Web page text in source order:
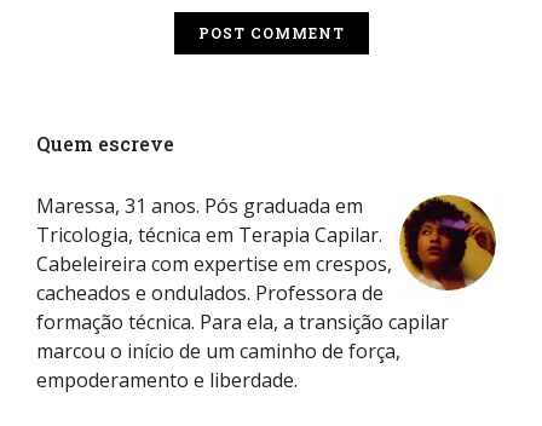
Quem escreve
Maressa, 31 anos. Pós graduada em
Tricologia, técnica em Terapia Capilar.
Cabeleireira com expertise em crespos,
cacheados e ondulados. Professora de
formação técnica. Para ela, a transição capilar
marcou o início de um caminho de força,
empoderamento e liberdade.